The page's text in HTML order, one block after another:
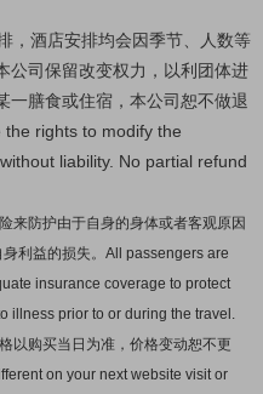
，酒店安排均会因季节、人数等
公司保留改变权力，以利团体进
一膳食或住宿，本公司恕不做退
rights to modify the
liability. No partial refund
来防护由于自身的身体或者客观原因
利益的损失。All passengers are
insurance coverage to protect
illness prior to or during the travel.
以购买当日为准，价格变动恕不更
on your next website visit or